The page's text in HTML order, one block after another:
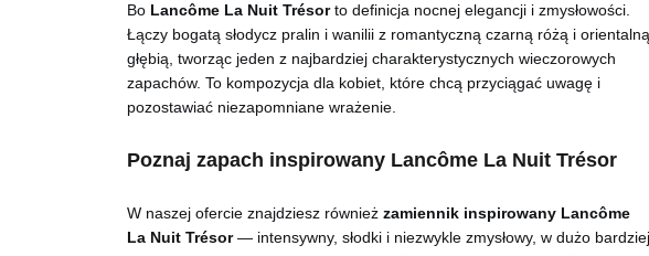
Bo Lancôme La Nuit Trésorto definicja nocnej elegancji i zmysłowości.
Łączy bogatą słodycz pralin i wanilii z romantyczną czarną różą i orientalną
głębią, tworząc jeden z najbardziej charakterystycznych wieczorowych
zapachów. To kompozycja dla kobiet, które chcą przyciągać uwagę i
pozostawiać niezapomniane wrażenie.
Poznaj zapach inspirowany Lancôme La Nuit Trésor
W naszej ofercie znajdziesz również zamiennik inspirowany Lancôme
La Nuit Trésor— intensywny, słodki i niezwykle zmysłowy, w dużo bardziej